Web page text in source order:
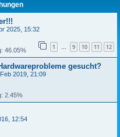
2025, 15:32
1 … 9 10 11 12
46.05%
gesucht?
2019, 21:09
2.45%
12:54